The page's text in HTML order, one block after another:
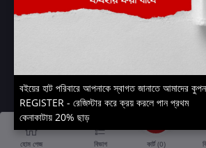
Boier Haat™ | © All rights
হোম পেজ বিভাগ কার্ট (0)
বইয়ের হাট পরিবারে আপনাকে স্বাগত জানাতে আমাদের
REGISTER - রেজিস্টার করে ক্রয় করলে পান প্রথম
কেনাকাটায় 20% ছাড়